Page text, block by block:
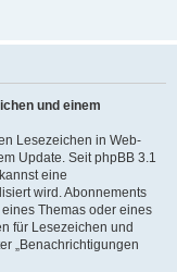
und einem
Lesezeichen in Web-
Update. Seit phpBB 3.1
eine
wird. Abonnements
Themas oder eines
für Lesezeichen und
„Benachrichtigungen